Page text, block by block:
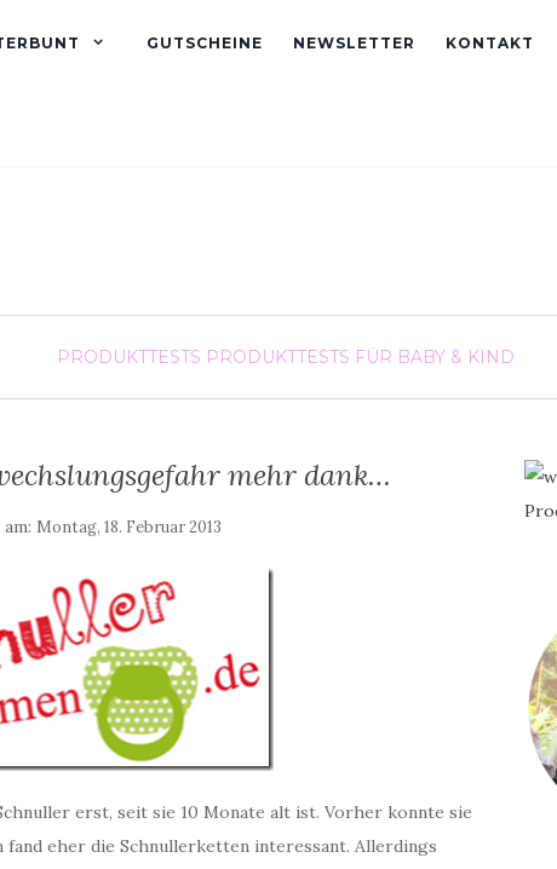
GUTSCHEINE NEWSLETTER KONTAKT
PRODUKTTESTS PRODUKTTESTS FÜR BABY & KIND
mehr dank…
Montag, 18. Februar 2013
erst, seit sie 10 Monate alt ist. Vorher konnte sie
fand eher die Schnullerketten interessant. Allerdings